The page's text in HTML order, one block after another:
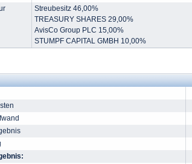
Streubesitz 46,00%
TREASURY SHARES 29,00%
AvisCo Group PLC 15,00%
STUMPF CAPITAL GMBH 10,00%